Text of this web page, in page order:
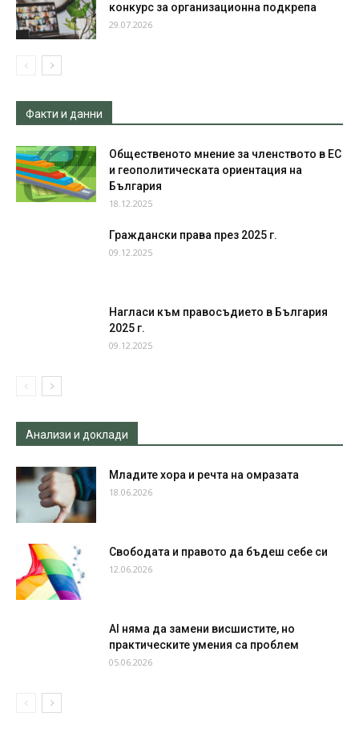
конкурс за организационна подкрепа
29.07.2026
Факти и данни
Общественото мнение за членството в ЕС
и геополитическата ориентация на
България
18.12.2025
Граждански права през 2025 г.
09.12.2025
Нагласи към правосъдието в България
2025 г.
09.12.2025
Анализи и доклади
Младите хора и речта на омразата
18.06.2026
Свободата и правото да бъдеш себе си
12.06.2026
AI няма да замени висшистите, но
практическите умения са проблем
05.06.2026